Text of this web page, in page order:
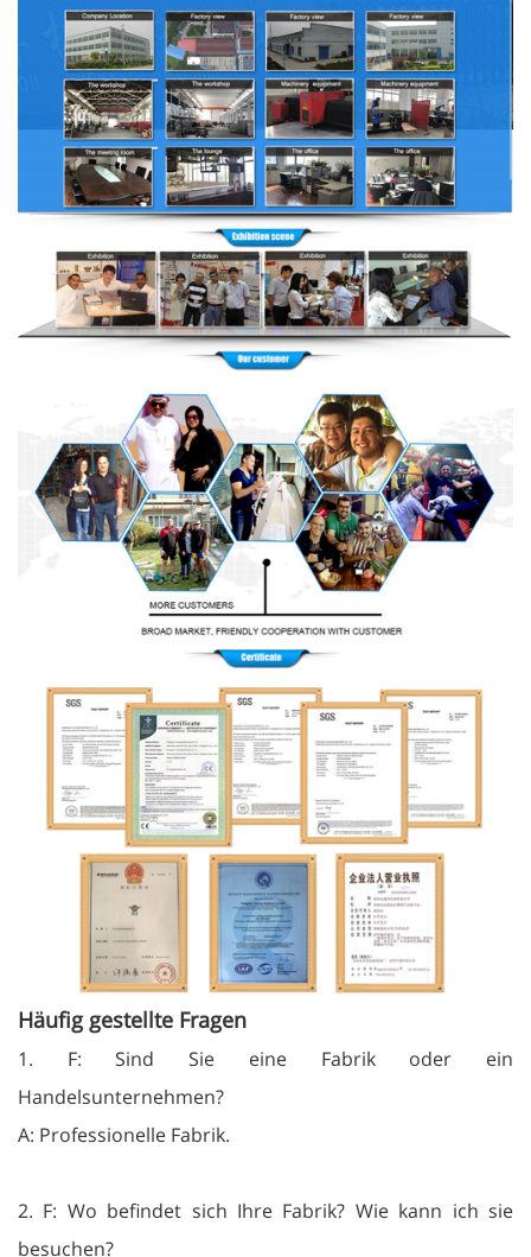
Häufig gestellte Fragen
1. F: Sind Sie eine Fabrik oder ein
Handelsunternehmen?
A: Professionelle Fabrik.
2. F: Wo befindet sich Ihre Fabrik? Wie kann ich sie
besuchen?